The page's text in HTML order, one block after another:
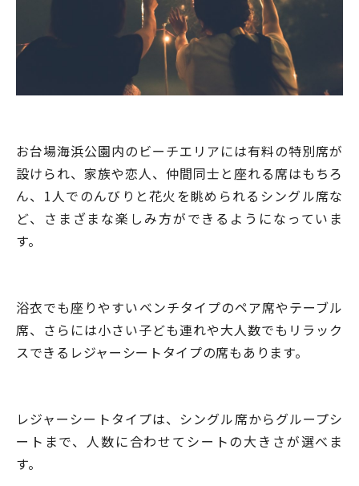
お台場海浜公園内のビーチエリアには有料の特別席が
設けられ、家族や恋人、仲間同士と座れる席はもちろ
ん、1人でのんびりと花火を眺められるシングル席な
ど、さまざまな楽しみ方ができるようになっていま
す。
浴衣でも座りやすいベンチタイプのペア席やテーブル
席、さらには小さい子ども連れや大人数でもリラック
スできるレジャーシートタイプの席もあります。
レジャーシートタイプは、シングル席からグループシ
ートまで、人数に合わせてシートの大きさが選べま
す。